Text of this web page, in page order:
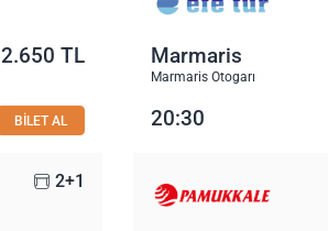
2.650 TL
BİLET AL
Marmaris
Marmaris Otogarı
20:30
2+1